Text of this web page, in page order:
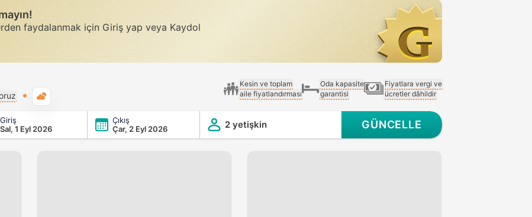
faydalanmak için Giriş yap veya Kaydol
Kesin ve toplam
aile fiyatlandırması
Oda kapasite
garantisi
Fiyatlara vergi ve
ücretler dâhildir
Giriş
Sal, 1 Eyl 2026
Çıkış
Çar, 2 Eyl 2026
2 yetişkin GÜNCELLE